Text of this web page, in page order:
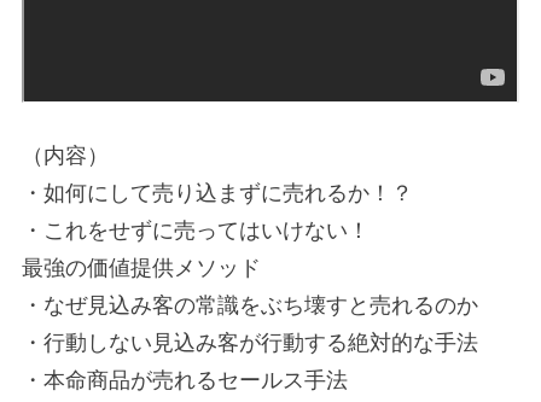
（内容）
・如何にして売り込まずに売れるか！？
・これをせずに売ってはいけない！
最強の価値提供メソッド
・なぜ見込み客の常識をぶち壊すと売れるのか
・行動しない見込み客が行動する絶対的な手法
・本命商品が売れるセールス手法